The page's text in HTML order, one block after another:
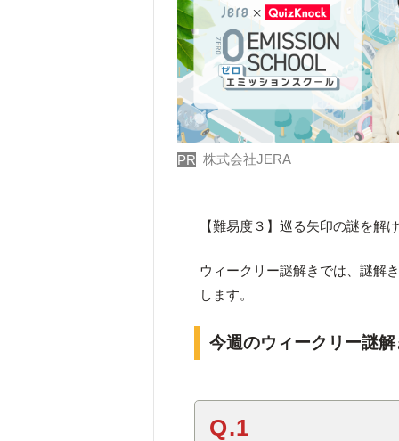
PR 株式会社JERA
【難易度３】巡る矢印の謎を解
ウィークリー謎解きでは、謎解
します。
今週のウィークリー謎
Q.1